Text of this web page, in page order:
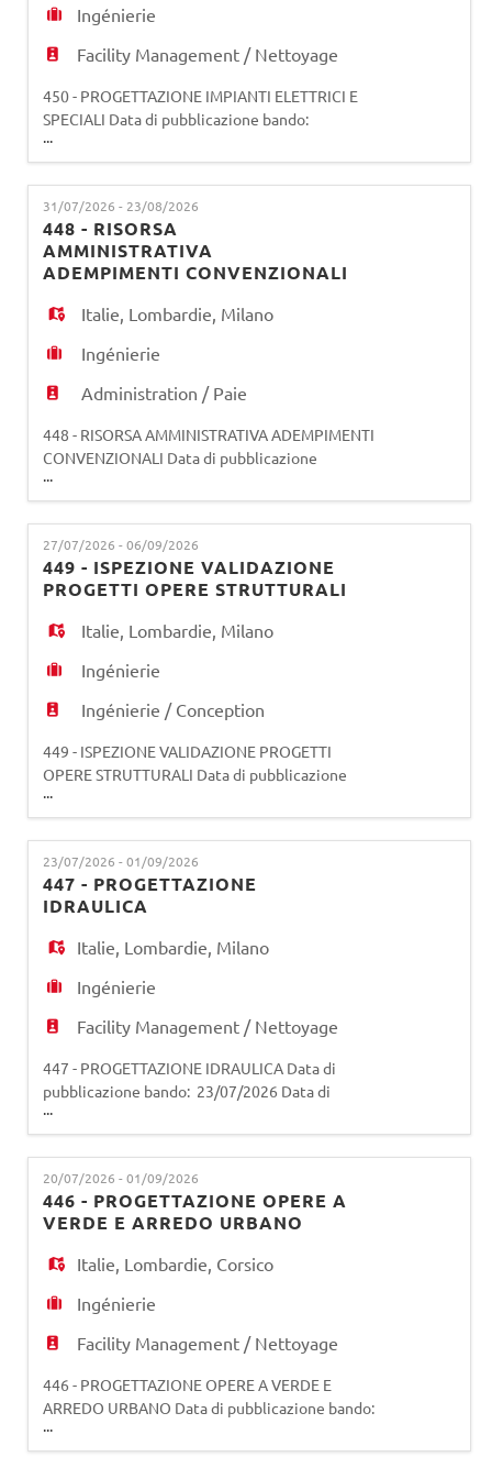
Ingénierie
Facility Management / Nettoyage
450 - PROGETTAZIONE IMPIANTI ELETTRICI E
SPECIALI Data di pubblicazione bando:
04/08/2026 Data di scadenza bando: 01/09/2026
(salvo eventuale proroga da parte della società)
La risorsa sarà inserita nella Divisione
Manutenzione Ordinaria Immobili e
Infrastrutture con l'obiettivo di supportare la
funzione Gestione Energia e Servizi Property Sed
...
31/07/2026 - 23/08/2026
448 - RISORSA
AMMINISTRATIVA
ADEMPIMENTI CONVENZIONALI
Italie, Lombardie, Milano
Ingénierie
Administration / Paie
448 - RISORSA AMMINISTRATIVA ADEMPIMENTI
CONVENZIONALI Data di pubblicazione
bando: 27/07/2026 Data di scadenza bando:
23/08/2026 (salvo eventuale proroga da parte
della società) La risorsa opererà all'interno della
Direzione Amministrazione Finanza Controllo e
Regolazione a diretto riporto del Responsabile
Strategia Investor Relation e Regol
...
27/07/2026 - 06/09/2026
449 - ISPEZIONE VALIDAZIONE
PROGETTI OPERE STRUTTURALI
Italie, Lombardie, Milano
Ingénierie
Ingénierie / Conception
449 - ISPEZIONE VALIDAZIONE PROGETTI
OPERE STRUTTURALI Data di pubblicazione
bando: 27/07/2026 Data di scadenza bando:
06/09/2026 (salvo eventuale proroga da parte
della società) La risorsa di validazione progetti
opere strutturali opererà all'interno della Unità
Tecnica Validazione Progetti, Organismo di
Ispezione accreditato ai sensi dell
...
23/07/2026 - 01/09/2026
447 - PROGETTAZIONE
IDRAULICA
Italie, Lombardie, Milano
Ingénierie
Facility Management / Nettoyage
447 - PROGETTAZIONE IDRAULICA Data di
pubblicazione bando: 23/07/2026 Data di
scadenza bando: 01/09/2026 (salvo eventuale
proroga da parte della società) La risorsa opererà
all'interno della Divisione Infrastrutture e
Patrimonio Immobiliare e si occuperà di
predisporre i documenti progettuali riguardanti
interventi di potenziamento e/o adeguam
...
20/07/2026 - 01/09/2026
446 - PROGETTAZIONE OPERE A
VERDE E ARREDO URBANO
Italie, Lombardie, Corsico
Ingénierie
Facility Management / Nettoyage
446 - PROGETTAZIONE OPERE A VERDE E
ARREDO URBANO Data di pubblicazione bando:
20/07/2026 Data di scadenza bando: 01/09/2026
(salvo eventuale proroga da parte della società)
...